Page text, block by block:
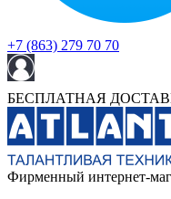
+7 (863) 279 70 70
БЕСПЛАТНАЯ
Фирменный интернет-